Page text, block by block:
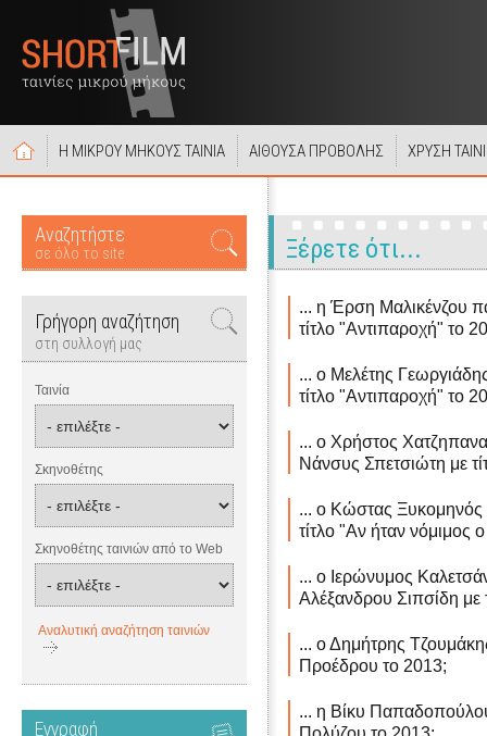
Η ΜΙΚΡΟΥ ΜΗΚΟΥΣ ΤΑΙΝΙΑ ΑΙΘΟΥΣΑ ΠΡΟΒΟΛΗΣ ΧΡΥΣΗ
Αναζητήστε
σε όλο το site
Γρήγορη αναζήτηση
στη συλλογή μας
Ταινία
Σκηνοθέτης
Σκηνοθέτης ταινιών από το Web
Αναλυτική αναζήτηση ταινιών
Εγγραφή
Ξέρετε ότι...
... η Έρση Μαλικένζου
τίτλο "Αντιπαροχή" το
... ο Μελέτης
τίτλο "Αντιπαροχή" το
... ο Χρήστος
Νάνσυς Σπετσιώτη με
... ο Κώστας Ξυκομηνός
τίτλο "Αν ήταν νόμιμος
... ο Ιερώνυμος
Αλέξανδρου Σιπσίδη με
... ο Δημήτρης
Προέδρου το 2013;
... η Βίκυ